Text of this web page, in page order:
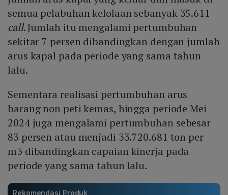
semua pelabuhan kelolaan sebanyak 35.611
call. Jumlah itu mengalami pertumbuhan
sekitar 7 persen dibandingkan dengan jumlah
arus kapal pada periode yang sama tahun
lalu.
Sementara realisasi pertumbuhan arus
barang non peti kemas, hingga periode Mei
2024 juga mengalami pertumbuhan sebesar
83 persen atau menjadi 33.720.681 ton per
m3 dibandingkan capaian kinerja pada
periode yang sama tahun lalu.
Rekomendasi Produk